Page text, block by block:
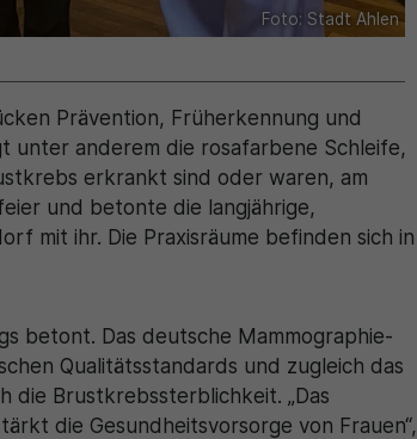
Foto: Stadt Ahlen
Prävention, Früherkennung und
unter anderem die rosafarbene Schleife,
erkrankt sind oder waren, am
und betonte die langjährige,
mit ihr. Die Praxisräume befinden sich in
betont. Das deutsche Mammographie-
Qualitätsstandards und zugleich das
die Brustkrebssterblichkeit. „Das
die Gesundheitsvorsorge von Frauen“,